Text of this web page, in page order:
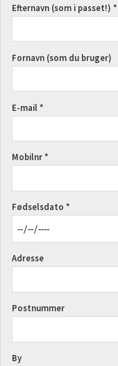
Efternavn (som i passet!) *
Fornavn (som du bruger)
E-mail *
Mobilnr *
Fødselsdato *
Adresse
Postnummer
By